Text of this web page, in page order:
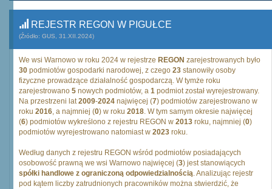
REJESTR REGON W PIGUŁCE
(Źródło: GUS, 31.XII.2024)
We wsi Warnowo w roku 2024 w rejestrze REGON zarejestrowanych było
30 podmiotów gospodarki narodowej, z czego 23 stanowiły osoby
fizyczne prowadzące działalność gospodarczą. W tymże roku
zarejestrowano 5 nowych podmiotów, a 1 podmiot został wyrejestrowany.
Na przestrzeni lat2009-2024 najwięcej (7) podmiotów zarejestrowano w
roku 2016, a najmniej (0) w roku 2018. W tym samym okresie najwięcej
(6) podmiotów wykreślono z rejestru REGON w 2013 roku, najmniej (0)
podmiotów wyrejestrowano natomiast w 2023 roku.
Według danych z rejestru REGON wśród podmiotów posiadających
osobowość prawną we wsi Warnowo najwięcej (3) jest stanowiących
spółki handlowe z ograniczoną odpowiedzialnością. Analizując rejestr
pod kątem liczby zatrudnionych pracowników można stwierdzić, że